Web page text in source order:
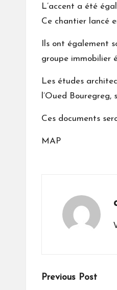
L’accent a été
Ce chantier lancé
Ils ont également
groupe immobilier
Les études
l’Oued
Ces documents
MAP
Post
Previous Post